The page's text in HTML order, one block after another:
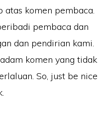
komen pembaca.
pembaca dan
dan pendirian kami.
komen yang tidak
So, just be nice